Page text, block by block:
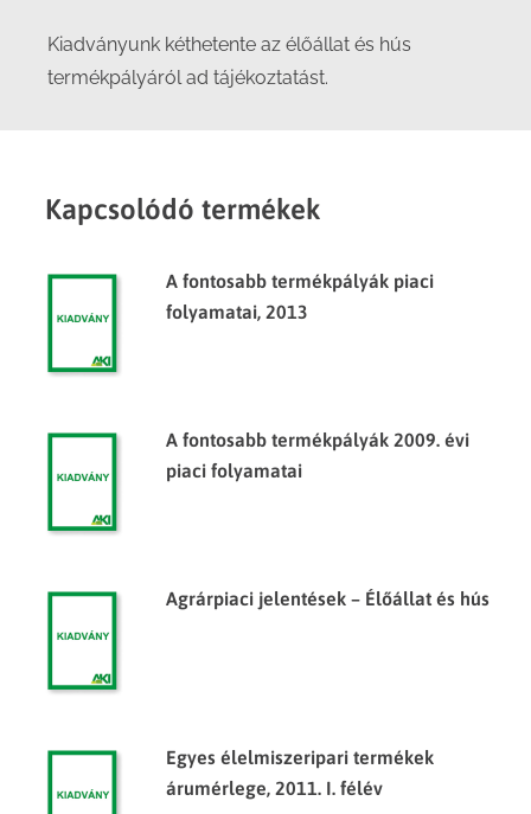
Kiadványunk kéthetente az élőállat és hús
termékpályáról ad tájékoztatást.
Kapcsolódó termékek
A fontosabb termékpályák piaci
folyamatai, 2013
A fontosabb termékpályák 2009. évi
piaci folyamatai
Agrárpiaci jelentések – Élőállat és hús
Egyes élelmiszeripari termékek
árumérlege, 2011. I. félév